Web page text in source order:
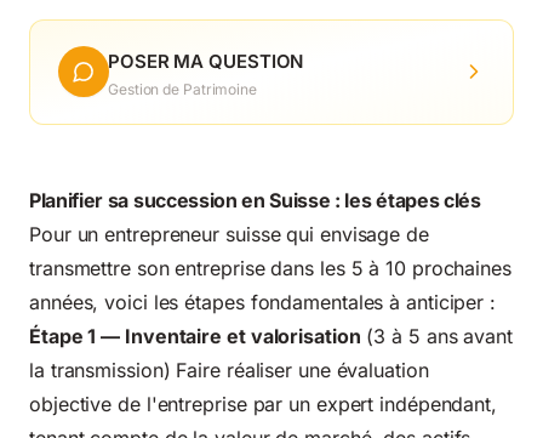
POSER MA QUESTION
Gestion de Patrimoine
Planifier sa succession en Suisse : les étapes clés
Pour un entrepreneur suisse qui envisage de
transmettre son entreprise dans les 5 à 10 prochaines
années, voici les étapes fondamentales à anticiper :
Étape 1 — Inventaire et valorisation (3 à 5 ans avant
la transmission) Faire réaliser une évaluation
objective de l'entreprise par un expert indépendant,